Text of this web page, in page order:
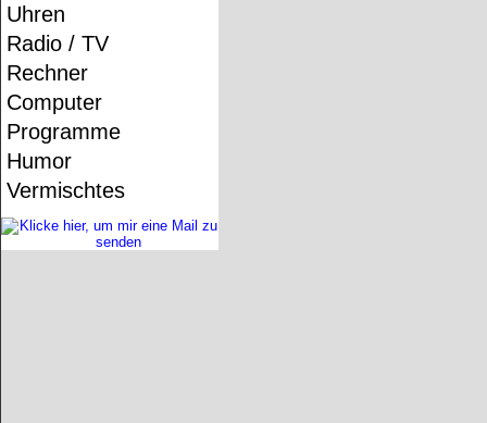
Uhren
Radio / TV
Rechner
Computer
Programme
Humor
Vermischtes